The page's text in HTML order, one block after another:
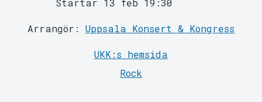
Startar 13 feb 19:30
Arrangör: Uppsala Konsert & Kongress
UKK:s hemsida
Rock